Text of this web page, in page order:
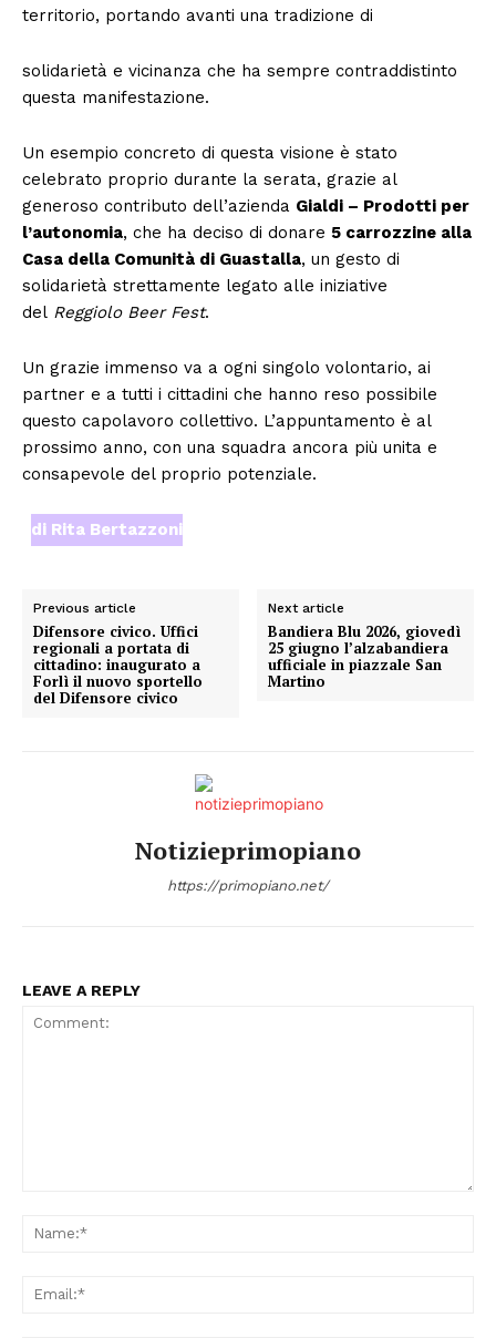
territorio, portando avanti una tradizione di
solidarietà e vicinanza che ha sempre contraddistinto
questa manifestazione.
Un esempio concreto di questa visione è stato
celebrato proprio durante la serata, grazie al
generoso contributo dell’azienda Gialdi – Prodotti per
l’autonomia, che ha deciso di donare 5 carrozzine alla
Casa della Comunità di Guastalla, un gesto di
solidarietà strettamente legato alle iniziative
del Reggiolo Beer Fest.
Un grazie immenso va a ogni singolo volontario, ai
partner e a tutti i cittadini che hanno reso possibile
questo capolavoro collettivo. L’appuntamento è al
prossimo anno, con una squadra ancora più unita e
consapevole del proprio potenziale.
di Rita Bertazzoni
Previous article
Difensore civico. Uffici
regionali a portata di
cittadino: inaugurato a
Forlì il nuovo sportello
del Difensore civico
Next article
Bandiera Blu 2026, giovedì
25 giugno l’alzabandiera
ufficiale in piazzale San
Martino
Notizieprimopiano
https://primopiano.net/
LEAVE A REPLY